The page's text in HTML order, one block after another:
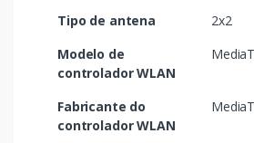
Tipo de antena
2x2
Modelo de
controlador WLAN
Fabricante do
controlador WLAN